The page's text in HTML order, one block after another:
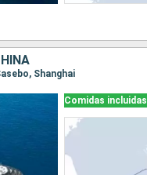
Shanghai
Comidas incluidas